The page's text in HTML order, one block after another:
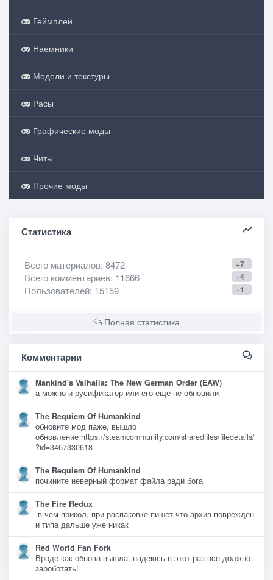
Геймплей
Наемники
Модели и текстуры
Расы
Графические моды
Читы
Прочие моды
Статистика
+7
Всего материалов: 8472
+4
Всего комментариев: 11666
+1
Пользователей: 15159
Полная статистика
Комментарии
Mankind's Valhalla: The New German Order (EAW)
а можно и русификатор или его ещё не обновили
The Requiem Of Humankind
обновите мод паже, вышло
обновление https://steamcommunity.com/sharedfiles/filedetails/
?id=3467330618
The Requiem Of Humankind
почините неверный формат файла ради бога
The Fire Redux
в чем прикол, при распаковке пишет что архив поврежден
и типа дальше уже никак
Red World Fan Fork
Вроде как обнова вышла, надеюсь в этот раз все должно
зароботать!